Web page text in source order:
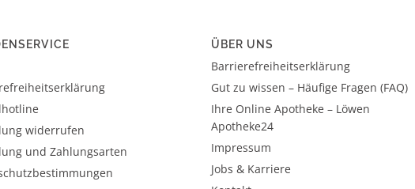
widerrufen
und Zahlungsarten
ÜBER UNS
Barrierefreiheitserklärung
Gut zu wissen – Häufige Fragen (FAQ)
Ihre Online Apotheke – Löwen
Apotheke24
Impressum
Jobs & Karriere